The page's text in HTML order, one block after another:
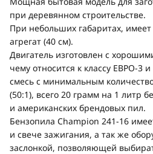
при деревянном строительстве.
При небольших габаритах,
агрегат (40 см).
Двигатель изготовлен с
чему относится к классу ЕВРО-3
смесь с минимальным
(50:1), всего 20 грамм на 1 литр
и американских брендовых пил.
Бензопила Champion 241-16
и свече зажигания, а так же
заслонкой, позволяющей